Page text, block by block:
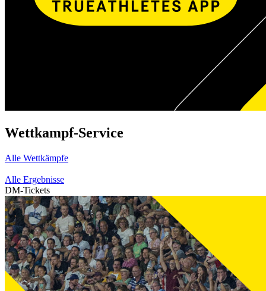
Wettkampf-Service
Alle Wettkämpfe
Alle Ergebnisse
DM-Tickets